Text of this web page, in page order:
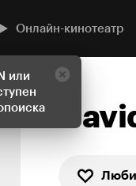
или
Онлайн-кинотеатр